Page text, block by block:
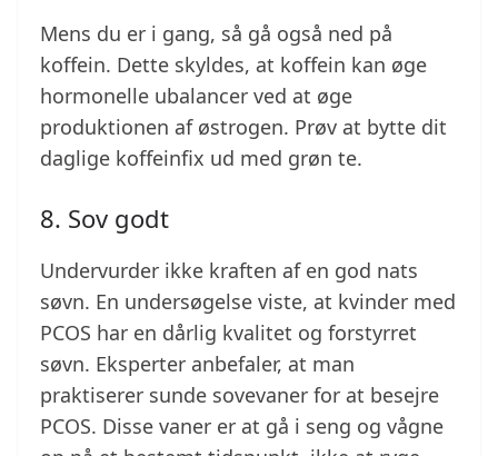
Mens du er i gang, så gå også ned på
koffein. Dette skyldes, at koffein kan øge
hormonelle ubalancer ved at øge
produktionen af østrogen. Prøv at bytte dit
daglige koffeinfix ud med grøn te.
8. Sov godt
Undervurder ikke kraften af en god nats
søvn. En undersøgelse viste, at kvinder med
PCOS har en dårlig kvalitet og forstyrret
søvn. Eksperter anbefaler, at man
praktiserer sunde sovevaner for at besejre
PCOS. Disse vaner er at gå i seng og vågne